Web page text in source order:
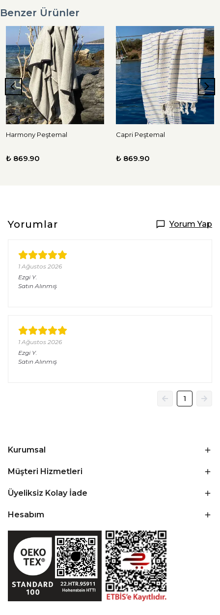
Benzer Ürünler
Harmony Peştemal
₺ 869.90
Capri Peştemal
₺ 869.90
Yorumlar Yorum Yap
1 Ağustos 2026
Ezgi Y.
Satın Alınmış
1 Ağustos 2026
Ezgi Y.
Satın Alınmış
1
Kurumsal
Müşteri Hizmetleri
Üyeliksiz Kolay İade
Hesabım